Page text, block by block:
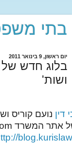
בתי
יום ראשון, 9 בינואר 2011
בלוג חדש של
ושות'
דין נועם קוריס
אתר המשרד